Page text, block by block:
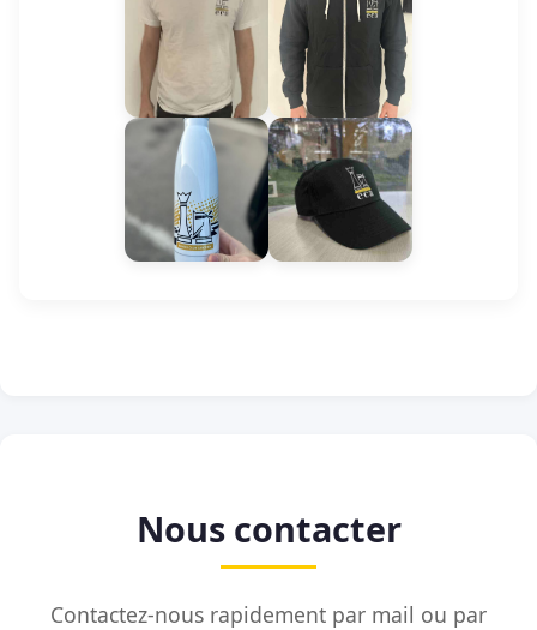
Nous contacter
Contactez-nous rapidement par mail ou par